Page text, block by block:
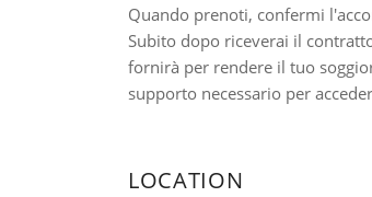
Quando prenoti, confermi
Subito dopo riceverai il
fornirà per rendere il tuo
supporto necessario per
LOCATION